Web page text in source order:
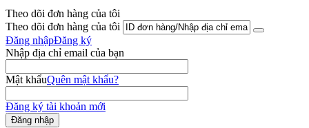
Theo dõi đơn hàng của tôi
Theo dõi đơn hàng của tôi
Đăng nhậpĐăng ký
Nhập địa chỉ email của bạn
Mật khẩuQuên mật khẩu?
Đăng ký tài khoản mới
Đăng nhập